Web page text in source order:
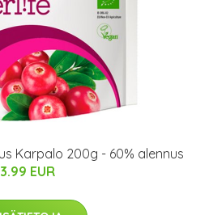
Karpalo 200g - 60% alennus
3.99 EUR